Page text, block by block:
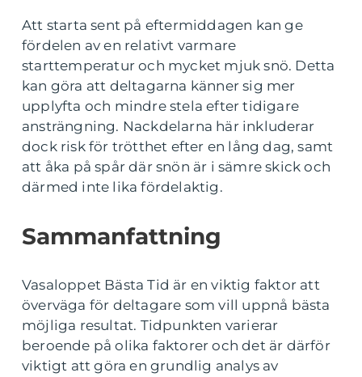
Att starta sent på eftermiddagen kan ge
fördelen av en relativt varmare
starttemperatur och mycket mjuk snö. Detta
kan göra att deltagarna känner sig mer
upplyfta och mindre stela efter tidigare
ansträngning. Nackdelarna här inkluderar
dock risk för trötthet efter en lång dag, samt
att åka på spår där snön är i sämre skick och
därmed inte lika fördelaktig.
Sammanfattning
Vasaloppet Bästa Tid är en viktig faktor att
överväga för deltagare som vill uppnå bästa
möjliga resultat. Tidpunkten varierar
beroende på olika faktorer och det är därför
viktigt att göra en grundlig analys av